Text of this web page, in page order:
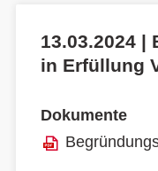
13.03.2024 |
in Erfüllung
Dokumente